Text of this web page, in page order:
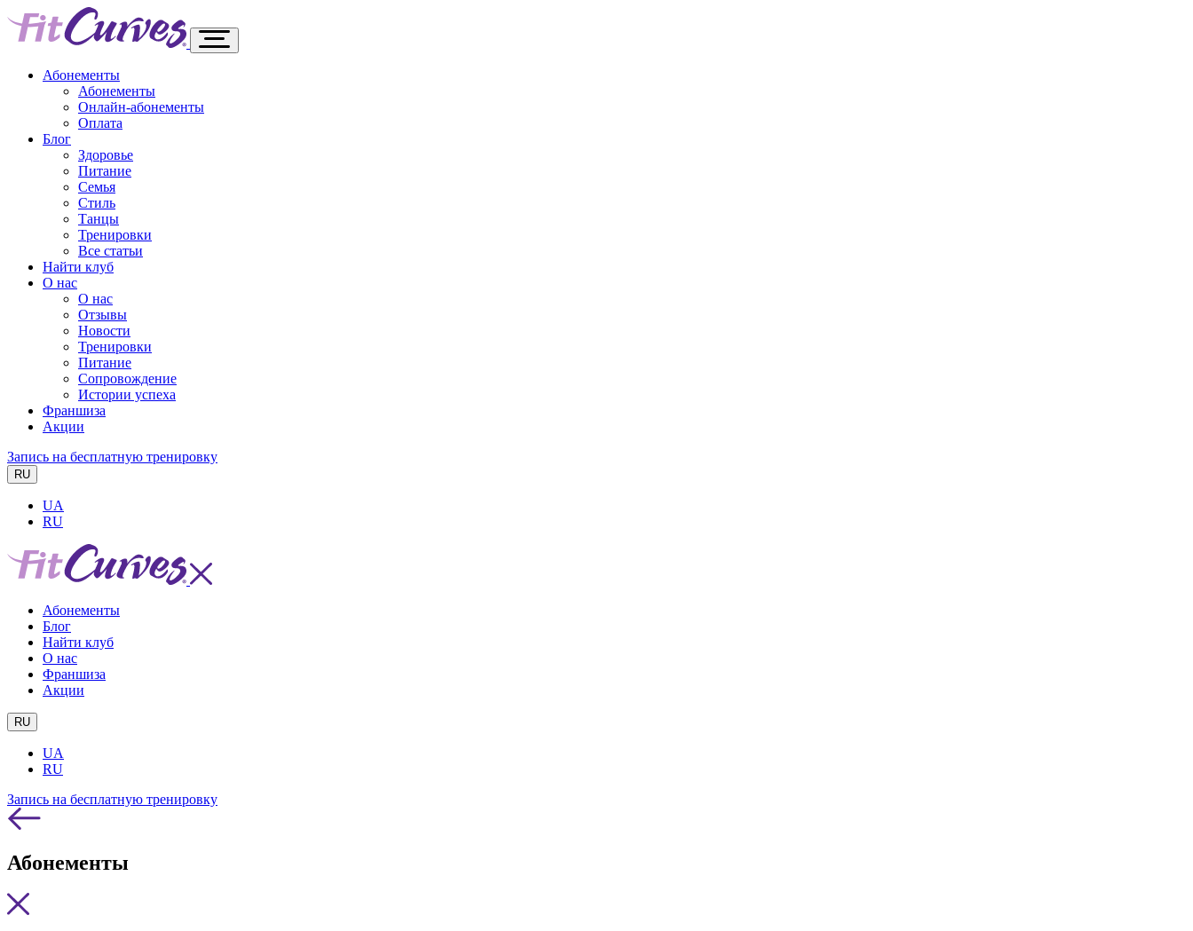
Абонементы
Абонементы
Онлайн-абонементы
Оплата
Блог
Здоровье
Питание
Семья
Стиль
Танцы
Тренировки
Все статьи
Найти клуб
О нас
О нас
Отзывы
Новости
Тренировки
Питание
Сопровождение
Истории успеха
Франшиза
Акции
Запись на бесплатную тренировку
RU
UA
RU
Абонементы
Блог
Найти клуб
О нас
Франшиза
Акции
RU
UA
RU
Запись на бесплатную тренировку
Абонементы